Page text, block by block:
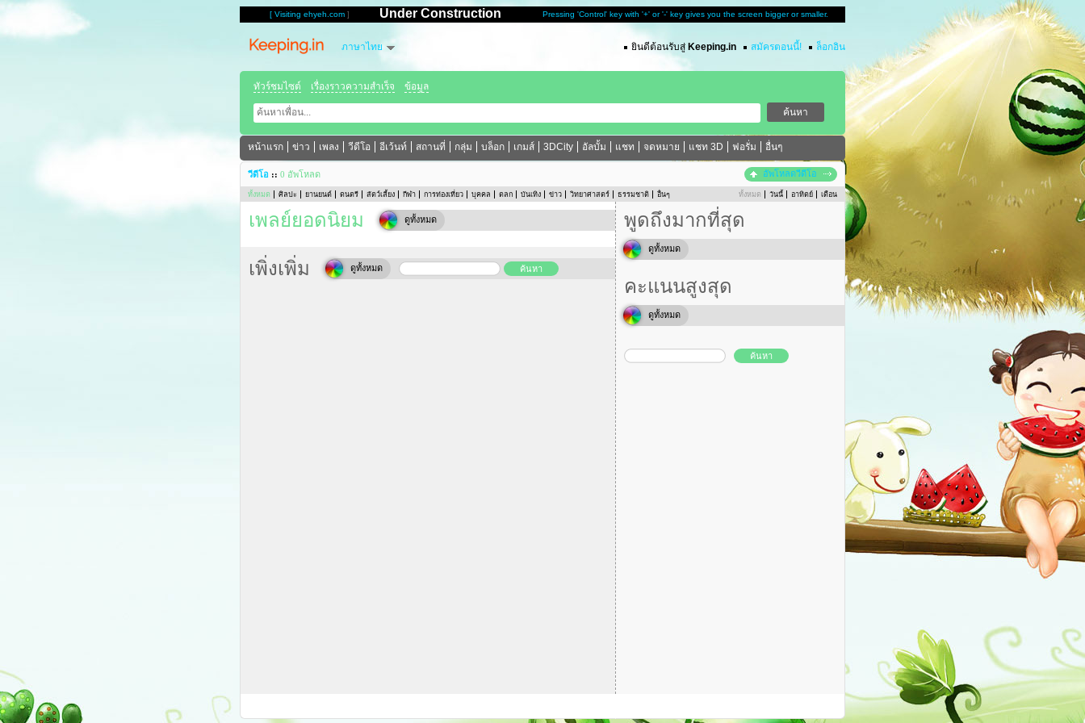
[ Visiting ehyeh.com ] Under Construction Pressing 'Control' key with '+' or '-' key gives you the screen bigger or smaller.
ภาษาไทย ยินดีต้อนรับสู่ Keeping.in สมัครตอนนี้! ล็อกอิน
ทัวร์ชมไซต์ เรื่องราวความสำเร็จ ข้อมูล
หน้าแรก ข่าว เพลง วีดีโอ อีเว้นท์ สถานที่ กลุ่ม บล็อก เกมส์ 3DCity อัลบั้ม แชท จดหมาย แชท 3D ฟอรั่ม อื่นๆ
วีดีโอ :: 0 อัพโหลด อัพโหลดวีดีโอ
ทั้งหมด ศิลปะ ยานยนต์ ดนตรี สัตว์เลี้ยง กีฬา การท่องเที่ยว บุคคล ตลก บันเทิง ข่าว วิทยาศาสตร์ ธรรมชาติ อื่นๆ ทั้งหมด วันนี้ อาทิตย์ เดือน
เพลย์ยอดนิยม ดูทั้งหมด
เพิ่งเพิ่ม ดูทั้งหมด
พูดถึงมากที่สุด
ดูทั้งหมด
คะแนนสูงสุด
ดูทั้งหมด